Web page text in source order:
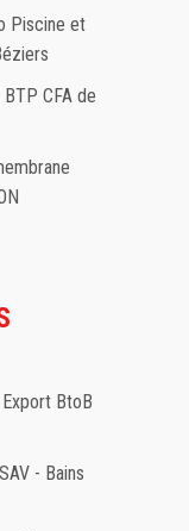
Piscine et
CFA de
BtoB
- Bains